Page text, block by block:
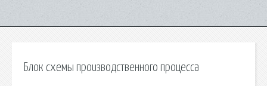
Блок схемы производственного процесса